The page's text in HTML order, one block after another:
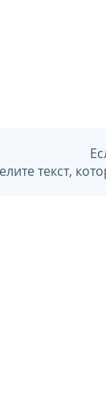
текст,